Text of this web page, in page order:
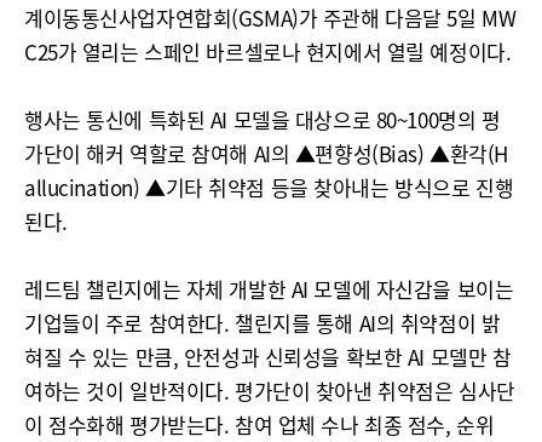
계이동통신사업자연합회(GSMA)가 주관해 다음달 5일 MW
C25가 열리는 스페인 바르셀로나 현지에서 열릴 예정이다.
행사는 통신에 특화된 AI 모델을 대상으로 80~100명의 평
가단이 해커 역할로 참여해 AI의 ▲편향성(Bias) ▲환각(H
allucination) ▲기타 취약점 등을 찾아내는 방식으로 진행
된다.
레드팀 챌린지에는 자체 개발한 AI 모델에 자신감을 보이는
기업들이 주로 참여한다. 챌린지를 통해 AI의 취약점이 밝
혀질 수 있는 만큼, 안전성과 신뢰성을 확보한 AI 모델만 참
여하는 것이 일반적이다. 평가단이 찾아낸 취약점은 심사단
이 점수화해 평가받는다. 참여 업체 수나 최종 점수, 순위